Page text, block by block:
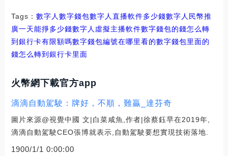
Tags： 數字人 數字錢包數字人直播軟件多少錢數字人民幣推
廣一天能掙多少錢數字人虛擬主播軟件數字錢包的錢怎么轉
到銀行卡有限額嗎數字錢包編號在哪里看的數字錢包里面的
錢怎么轉到銀行卡里面
火幣網下載官方app
滴滴自動駕駛：牌好，不順，難贏_達芬奇
圖片來源@視覺中國 文|白菜咸魚,作者|徐蔡鈺早在2019年,
滴滴自動駕駛CEO張博就表示,自動駕駛要想實現技術落地.
1900/1/1 0:00:00